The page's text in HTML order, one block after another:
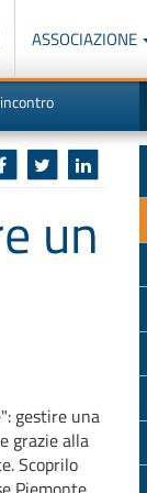
ASSOCIAZIONE
un
: gestire una
grazie alla
Scoprilo